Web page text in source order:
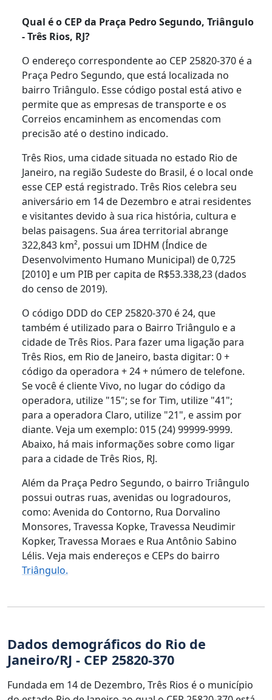
Qual é o CEP da Praça Pedro Segundo, Triângulo
- Três Rios, RJ?
O endereço correspondente ao CEP 25820-370 é a
Praça Pedro Segundo, que está localizada no
bairro Triângulo. Esse código postal está ativo e
permite que as empresas de transporte e os
Correios encaminhem as encomendas com
precisão até o destino indicado.
Três Rios, uma cidade situada no estado Rio de
Janeiro, na região Sudeste do Brasil, é o local onde
esse CEP está registrado. Três Rios celebra seu
aniversário em 14 de Dezembro e atrai residentes
e visitantes devido à sua rica história, cultura e
belas paisagens. Sua área territorial abrange
322,843 km², possui um IDHM (Índice de
Desenvolvimento Humano Municipal) de 0,725
[2010] e um PIB per capita de R$53.338,23 (dados
do censo de 2019).
O código DDD do CEP 25820-370 é 24, que
também é utilizado para o Bairro Triângulo e a
cidade de Três Rios. Para fazer uma ligação para
Três Rios, em Rio de Janeiro, basta digitar: 0 +
código da operadora + 24 + número de telefone.
Se você é cliente Vivo, no lugar do código da
operadora, utilize "15"; se for Tim, utilize "41";
para a operadora Claro, utilize "21", e assim por
diante. Veja um exemplo: 015 (24) 99999-9999.
Abaixo, há mais informações sobre como ligar
para a cidade de Três Rios, RJ.
Além da Praça Pedro Segundo, o bairro Triângulo
possui outras ruas, avenidas ou logradouros,
como: Avenida do Contorno, Rua Dorvalino
Monsores, Travessa Kopke, Travessa Neudimir
Kopker, Travessa Moraes e Rua Antônio Sabino
Lélis. Veja mais endereços e CEPs do bairro
Triângulo.
Dados demográficos do Rio de
Janeiro/RJ - CEP 25820-370
Fundada em 14 de Dezembro, Três Rios é o município